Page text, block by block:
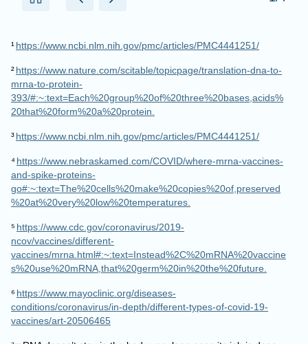
²https://www.nature.com/scitable/topicpage/translation-dna-to-
393/#:~:text=Each%20group%20of%20three%20bases,acids%
20that%20form%20a%20protein.
³https://www.ncbi.nlm.nih.gov/pmc/articles/PMC4441251/
⁴https://www.nebraskamed.com/COVID/where-mrna-vaccines-
go#:~:text=The%20cells%20make%20copies%20of,preserved
%20at%20very%20low%20temperatures.
⁵https://www.cdc.gov/coronavirus/2019-
vaccines/mrna.html#:~:text=Instead%2C%20mRNA%20vaccine
s%20use%20mRNA,that%20germ%20in%20the%20future.
⁶https://www.mayoclinic.org/diseases-
vaccines/art-20506465
⁷mRNA doesn’t stay in the body very long once its job is done.